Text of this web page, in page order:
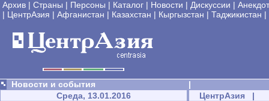
Архив | Страны | Персоны | Каталог | Новости | Дискуссии |
| ЦентрАзия | Афганистан | Казахстан | Кыргызстан | Таджикистан |
Новости и события
|
Среда, 13.01.2016
ЦентрАзия |